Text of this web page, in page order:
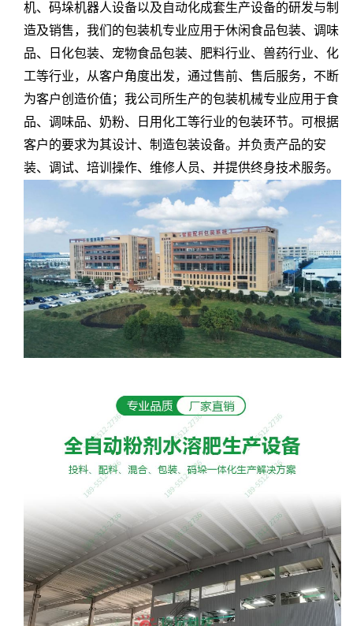
机、码垛机器人设备以及自动化成套生产设备的研发与制
造及销售，我们的包装机专业应用于休闲食品包装、调味
品、日化包装、宠物食品包装、肥料行业、兽药行业、化
工等行业，从客户角度出发，通过售前、售后服务，不断
为客户创造价值；我公司所生产的包装机械专业应用于食
品、调味品、奶粉、日用化工等行业的包装环节。可根据
客户的要求为其设计、制造包装设备。并负责产品的安
装、调试、培训操作、维修人员、并提供终身技术服务。